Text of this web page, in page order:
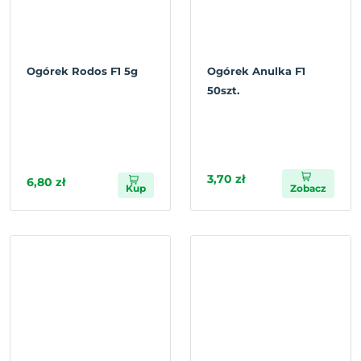
Ogórek Rodos F1 5g
6,80 zł Kup
Ogórek Anulka F1
50szt.
3,70 zł
Zobacz